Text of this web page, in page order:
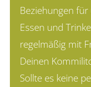
Beziehungen
Essen und
regelmäßig mit
Deinen
Sollte es keine